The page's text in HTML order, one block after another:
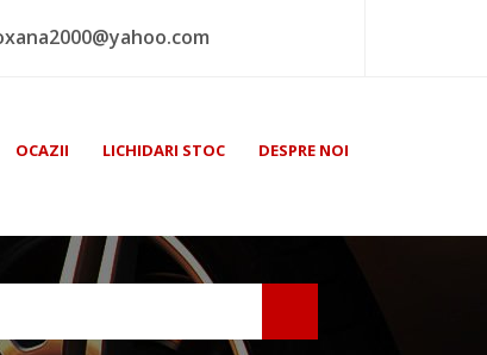
OCAZII LICHIDARI STOC DESPRE NOI